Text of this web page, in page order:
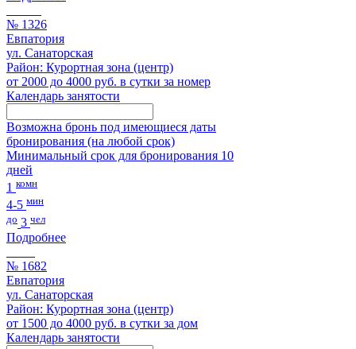
№ 1326
Евпатория
ул. Санаторская
Район: Курортная зона (центр)
от 2000 до 4000 руб. в сутки за номер
Календарь занятости
Возможна бронь под имеющиеся даты
бронирования (на любой срок)
Минимальный срок для бронирования 10
дней
1 комн
4-5 мин
до 3 чел
Подробнее
№ 1682
Евпатория
ул. Санаторская
Район: Курортная зона (центр)
от 1500 до 4000 руб. в сутки за дом
Календарь занятости